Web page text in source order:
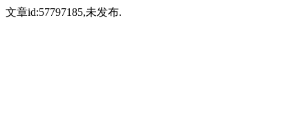
文章id:57797185,未发布.